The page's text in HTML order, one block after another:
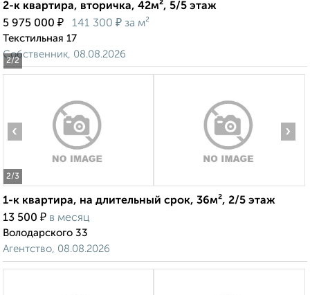
2/2
2-к квартира, вторичка, 42м², 5/5 этаж
5 975 000 ₽ 141 300 ₽ за м²
Текстильная 17
Собственник, 08.08.2026
2/3
‹ ›
1-к квартира, на длительный срок, 36м², 2/5 этаж
13 500 ₽ в месяц
Володарского 33
Агентство, 08.08.2026